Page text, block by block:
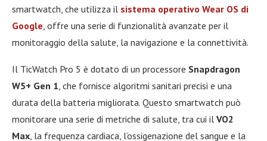
smartwatch, che utilizza il sistema operativo Wear OS di
Google, offre una serie di funzionalità avanzate per il
monitoraggio della salute, la navigazione e la connettività.
Il TicWatch Pro 5 è dotato di un processore Snapdragon
W5+ Gen 1, che fornisce algoritmi sanitari precisi e una
durata della batteria migliorata. Questo smartwatch può
monitorare una serie di metriche di salute, tra cui il VO2
Max, la frequenza cardiaca, l’ossigenazione del sangue e la